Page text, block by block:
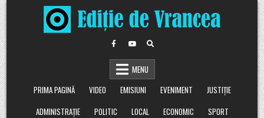
Skip
to
content
MENU
PRIMA PAGINĂ
VIDEO EMISIUNI EVENIMENT
JUSTIȚIE
ADMINISTRAȚIE
POLITIC LOCAL ECONOMIC
SPORT